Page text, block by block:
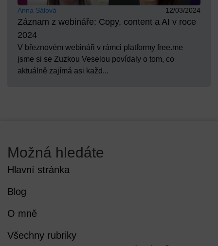
Anna Sálová 12/03/2024
Záznam z webináře: Copy, content a AI v roce
2024
V březnovém webináři v rámci platformy free.me
jsme si se Zuzkou Veselou povídaly o tom, co
aktuálně zajímá asi každ...
Možná hledáte
Hlavní stránka
Blog
O mně
Všechny rubriky